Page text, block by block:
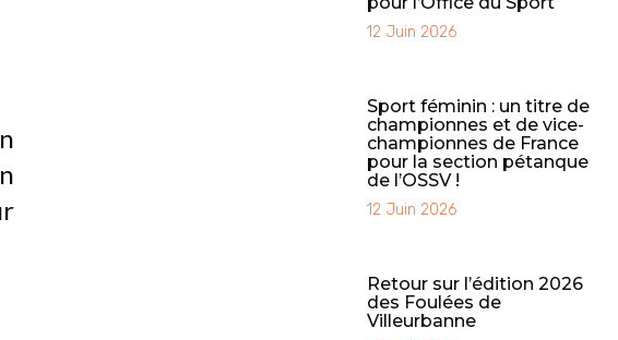
12 Juin 2026
Sport féminin : un titre de
championnes et de vice-
championnes de France
pour la section pétanque
de l’OSSV !
12 Juin 2026
Retour sur l’édition 2026
des Foulées de
Villeurbanne